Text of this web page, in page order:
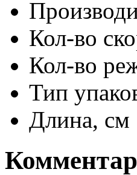
Кол-во
Кол-во
Тип
Длина, см